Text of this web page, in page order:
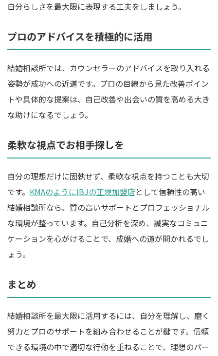
自分らしさを最大限に表現する工夫をしましょう。
プロのアドバイスを積極的に活用
結婚相談所では、カウンセラーのアドバイスを取り入れる
姿勢が成功への近道です。プロの目線から見た改善ポイン
トや具体的な提案は、自己改善や出会いの質を高める大き
な助けになるでしょう。
柔軟な視点でお相手探しを
自分の理想だけに固執せず、柔軟な視点を持つことも大切
です。 KMAのようにIBJの正規加盟店として信頼性の高い
結婚相談所なら、質の高いサポートとプロフェッショナル
な環境が整っています。自己分析を深め、誠実なコミュニ
ケーションを心がけることで、成婚への道が開かれるでし
ょう。
まとめ
結婚相談所を最大限に活用するには、自分を理解し、磨く
努力とプロのサポートを組み合わせることが鍵です。信頼
できる環境の中で適切な行動を重ねることで、理想のパー